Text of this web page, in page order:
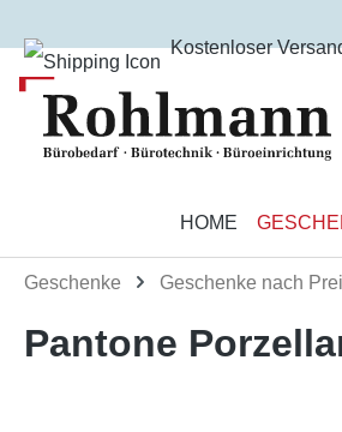
Kostenloser
HOME
Geschenke Geschenke nach
Pantone